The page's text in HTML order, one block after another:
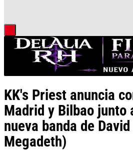
KK's Priest anuncia
Madrid y Bilbao junto
nueva banda de
Megadeth)